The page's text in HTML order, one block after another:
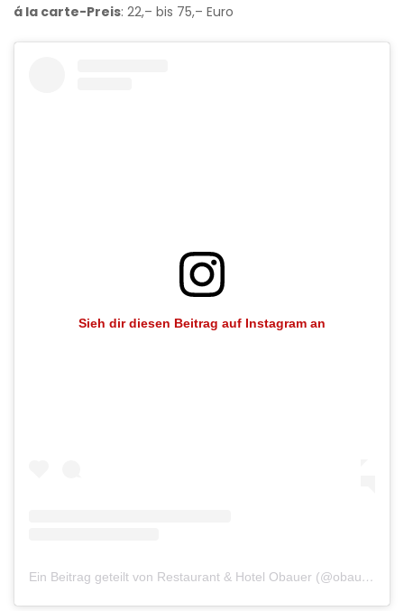
á la carte-Preis: 22,– bis 75,– Euro
Sieh dir diesen Beitrag auf Instagram an
Ein Beitrag geteilt von Restaurant & Hotel Obauer (@obauer_restaurant)